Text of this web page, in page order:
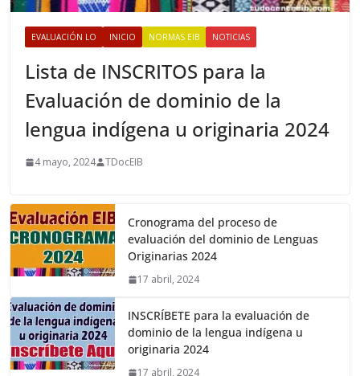
EVALUACIÓN LO INICIO NORMAS EIB NOTICIAS
Lista de INSCRITOS para la
Evaluación de dominio de la
lengua indígena u originaria 2024
4 mayo, 2024 TDocEIB
Cronograma del proceso de
evaluación del dominio de Lenguas
Originarias 2024
17 abril, 2024
INSCRÍBETE para la evaluación de
dominio de la lengua indígena u
originaria 2024
17 abril, 2024